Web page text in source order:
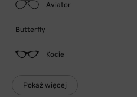
Aviator
Butterfly
Kocie
Pokaż więcej